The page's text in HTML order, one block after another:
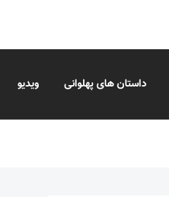
داستان های پهلوانی ویدیو